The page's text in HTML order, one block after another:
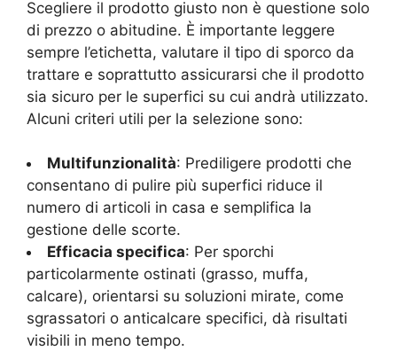
Scegliere il prodotto giusto non è questione solo
di prezzo o abitudine. È importante leggere
sempre l’etichetta, valutare il tipo di sporco da
trattare e soprattutto assicurarsi che il prodotto
sia sicuro per le superfici su cui andrà utilizzato.
Alcuni criteri utili per la selezione sono:
Multifunzionalità: Prediligere prodotti che
consentano di pulire più superfici riduce il
numero di articoli in casa e semplifica la
gestione delle scorte.
Efficacia specifica: Per sporchi
particolarmente ostinati (grasso, muffa,
calcare), orientarsi su soluzioni mirate, come
sgrassatori o anticalcare specifici, dà risultati
visibili in meno tempo.